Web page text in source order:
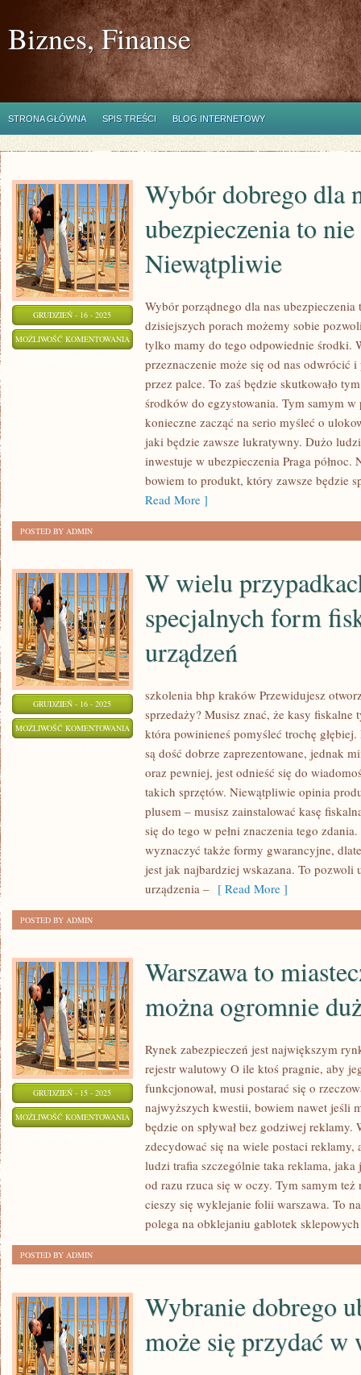
Biznes, Finanse
STRONA GŁÓWNA SPIS TREŚCI BLOG INTERNETOWY
GRUDZIEŃ - 16 - 2025
MOŻLIWOŚĆ KOMENTOWANIA
UBEZPIECZENIA
LADA
SZTUKA.
NIEWĄTPLIWIE
Wybór dobrego dla
ubezpieczenia to
Niewątpliwie
Wybór porządnego dla nas
dzisiejszych porach możemy sobie
tylko mamy do tego odpowiednie środki.
przeznaczenie może się od nas odwrócić
przez palce. To zaś będzie skutkowało
środków do egzystowania. Tym samym
konieczne zacząć na serio myśleć o
jaki będzie zawsze lukratywny. Dużo
inwestuje w ubezpieczenia Praga
bowiem to produkt, który zawsze będzie
Read More ]
POSTED BY ADMIN
GRUDZIEŃ - 16 - 2025
MOŻLIWOŚĆ KOMENTOWANIA
UŻYCIE
SPECJALNYCH
FORM
FISKALNYCH
URZĄDZEŃ
W wielu
specjalnych form
urządzeń
szkolenia bhp kraków Przewidujesz
sprzedaży? Musisz znać, że kasy fiskalne
która powinieneś pomyśleć trochę
są dość dobrze zaprezentowane, jednak
oraz pewniej, jest odnieść się do
takich sprzętów. Niewątpliwie opinia
plusem – musisz zainstalować kasę
się do tego w pełni znaczenia tego
wyznaczyć także formy gwarancyjne,
jest jak najbardziej wskazana. To pozwoli
urządzenia – [ Read More ]
POSTED BY ADMIN
GRUDZIEŃ - 15 - 2025
MOŻLIWOŚĆ KOMENTOWANIA WARSZAWA
MIASTECZKO,
Warszawa to
można ogromnie
Rynek zabezpieczeń jest największym
rejestr walutowy O ile ktoś pragnie, aby
funkcjonował, musi postarać się o
najwyższych kwestii, bowiem nawet jeśli
będzie on spływał bez godziwej reklamy.
zdecydować się na wiele postaci reklamy,
ludzi trafia szczególnie taka reklama,
od razu rzuca się w oczy. Tym samym też
cieszy się wyklejanie folii warszawa. To
polega na obklejaniu gablotek
POSTED BY ADMIN
Wybranie dobrego
może się przydać w